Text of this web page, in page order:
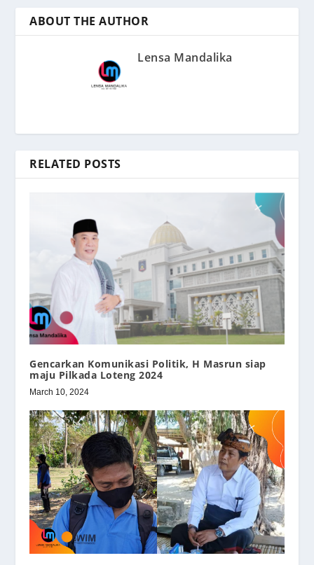
ABOUT THE AUTHOR
Lensa Mandalika
RELATED POSTS
Gencarkan Komunikasi Politik, H Masrun siap
maju Pilkada Loteng 2024
March 10, 2024